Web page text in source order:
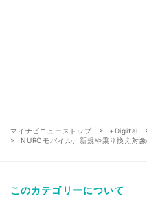
マイナビニューストップ +Digital
NUROモバイル、新規や乗り換え対
このカテゴリーについて